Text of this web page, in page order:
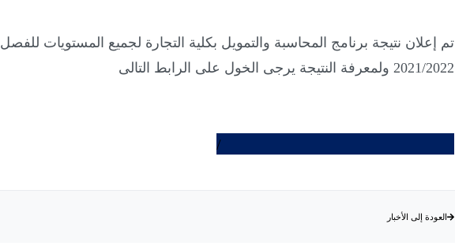
تم إعلان نتيجة برنامج المحاسبة والتمويل بكلية التجارة لجميع المستويات
2021/2022 ولمعرفة النتيجة يرجى الخول على الرابط التالى
العودة إلى الأخبار